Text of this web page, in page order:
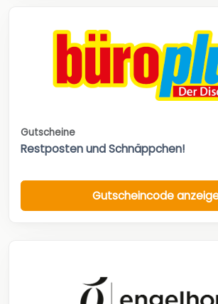
Gutscheine
Restposten und Schnäppchen!
Gutscheincode